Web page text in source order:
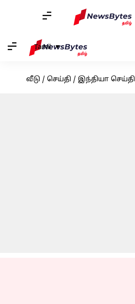
Tamil
வீடு / செய்தி / இந்தியா செய்தி